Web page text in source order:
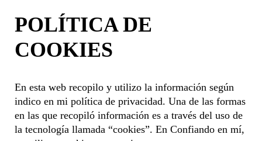
POLÍTICA DE
COOKIES
En esta web recopilo y utilizo la información según
indico en mi política de privacidad. Una de las formas
en las que recopiló información es a través del uso de
la tecnología llamada “cookies”. En Confiando en mí,